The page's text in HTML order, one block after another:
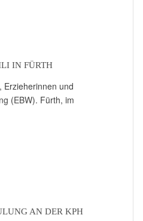
IN FÜRTH
Erzieher­innen und
(EBW). Fürth, im
AN DER KPH